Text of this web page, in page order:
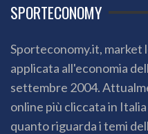
SPORTECONOMY
Sporteconomy.it, market
applicata all'economia
settembre 2004.
online più cliccata in
quanto riguarda i temi